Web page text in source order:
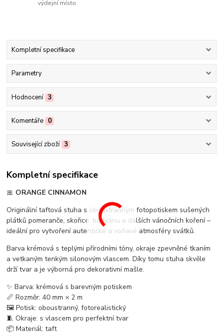
výdejní místo
Kompletní specifikace
Parametry
Hodnocení 3
Komentáře 0
Související zboží 3
Kompletní specifikace
🎀 ORANGE CINNAMON
Originální taftová stuha s oboustranným fotopotiskem sušených
plátků pomeranče, skořice, badyánu a dalších vánočních koření –
ideální pro vytvoření autentické a voňavé atmosféry svátků.
Barva krémová s teplými přírodními tóny, okraje zpevněné tkaním
a vetkaným tenkým silonovým vlascem. Díky tomu stuha skvěle
drží tvar a je výborná pro dekorativní mašle.
✨ Barva: krémová s barevným potiskem
📏 Rozměr: 40 mm × 2 m
🖼️ Potisk: oboustranný, fotorealistický
🧵 Okraje: s vlascem pro perfektní tvar
📦 Materiál: taft